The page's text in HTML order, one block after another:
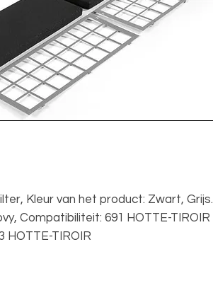
Kleur van het product: Zwart, Grijs.
Compatibiliteit: 691 HOTTE-TIROIR
HOTTE-TIROIR